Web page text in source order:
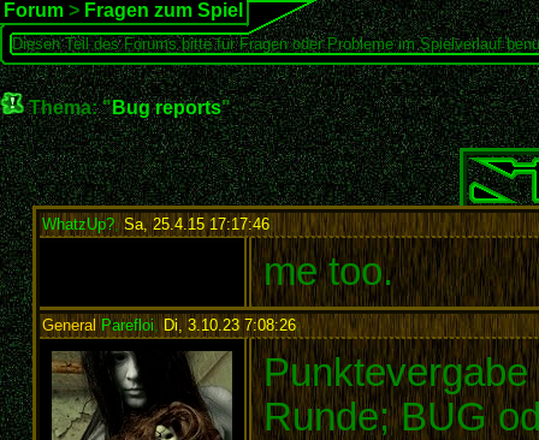
Forum > Fragen zum Spiel
Diesen Teil des Forums bitte für Fragen oder Probleme im Spielverlauf
Thema: "Bug reports"
WhatzUp?,Sa, 25.4.15 17:17:46:
me too.
General Parefloi ,Di, 3.10.23 7:08:26:
Runde; BUG